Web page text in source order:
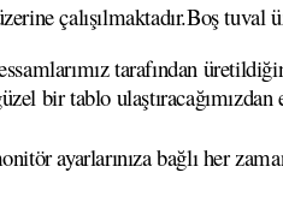
çalışılmaktadır.Boş tuval
tarafından
bir tablo
ayarlarınıza bağlı her